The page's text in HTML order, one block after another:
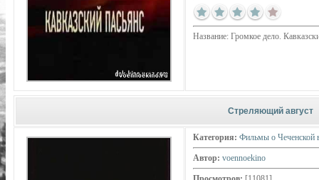
Название: Громкое дело.
Стреляющий август
Категория: Фильмы о Чеченской
Автор: voennoekino